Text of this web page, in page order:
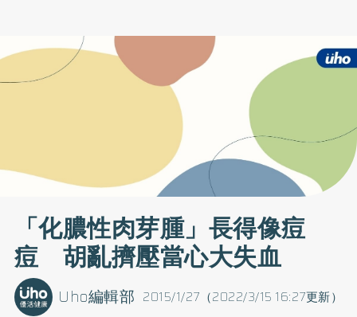
「化膿性肉芽腫」長得像痘
痘 胡亂擠壓當心大失血
2015/1/27（2022/3/15 16:27更新）
Uho編輯部